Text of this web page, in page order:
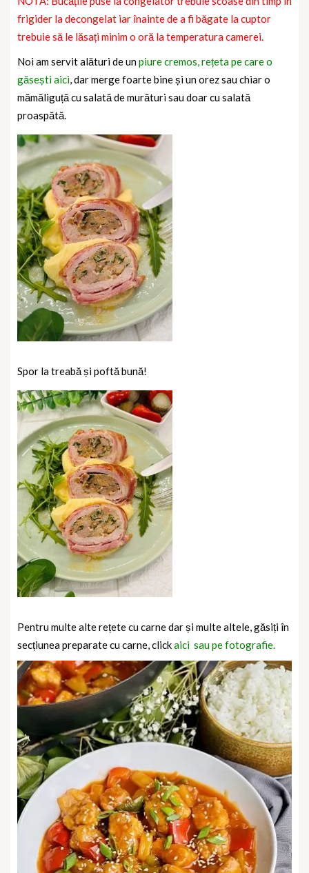
frigider la decongelat iar înainte de a fi băgate la cuptor
trebuie să le lăsați minim o oră la temperatura camerei.
Noi am servit alături de unpiure cremos, rețeta pe care o
găsești aici, dar merge foarte bine și un orez sau chiar o
mămăliguță cu salată de murături sau doar cu salată
proaspătă.
Spor la treabă și poftă bună!
Pentru multe alte rețete cu carne dar și multe altele, găsiți în
secțiunea preparate cu carne, clickaici sau pe fotografie.